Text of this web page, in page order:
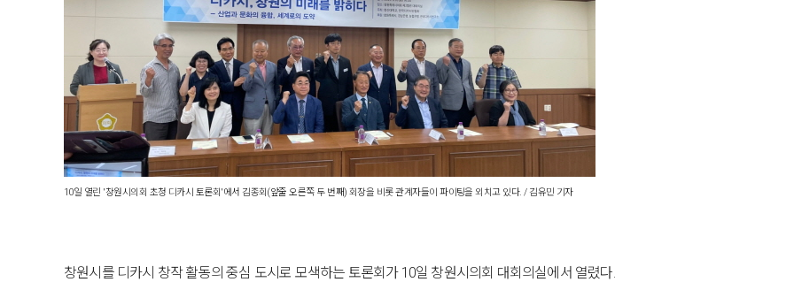
10일 열린 '창원시의회 초청 디카시 토론회'에서 김종회(앞줄 오른쪽 두 번째) 회장을 비롯 관계자들이 파이팅을 외치고 있다. / 김유민 기자
창원시를 디카시 창작 활동의 중심 도시로 모색하는 토론회가 10일 창원시의회 대회의실에서 열렸다.